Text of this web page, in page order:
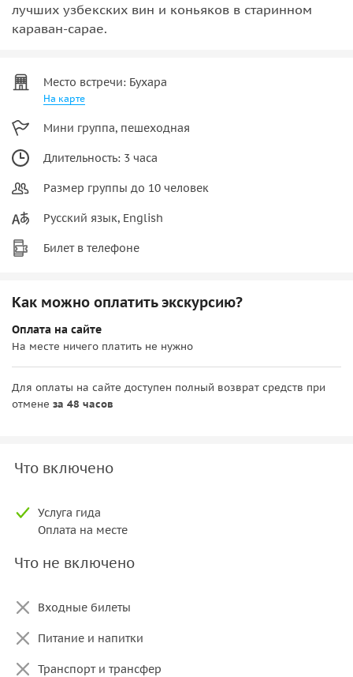
лучших узбекских вин и коньяков в старинном
караван-сарае.
Место встречи: Бухара
На карте
Мини группа, пешеходная
Длительность: 3 часа
Размер группы до 10 человек
Русский язык, English
Билет в телефоне
Как можно оплатить экскурсию?
Оплата на сайте
На месте ничего платить не нужно
Для оплаты на сайте доступен полный возврат средств при
отмене за 48 часов
Что включено
Услуга гида
Оплата на месте
Что не включено
Входные билеты
Питание и напитки
Транспорт и трансфер